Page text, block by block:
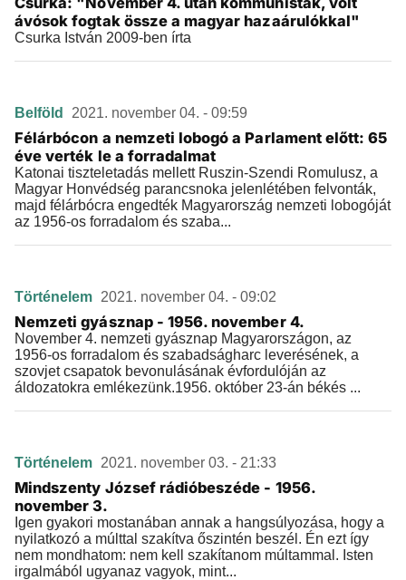
ávósok fogtak össze a magyar hazaárulókkal"
Csurka István 2009-ben írta
Belföld 2021. november 04. - 09:59
Félárbócon a nemzeti lobogó a Parlament előtt: 65
éve verték le a forradalmat
Katonai tiszteletadás mellett Ruszin-Szendi Romulusz, a
Magyar Honvédség parancsnoka jelenlétében felvonták,
majd félárbócra engedték Magyarország nemzeti lobogóját
az 1956-os forradalom és szaba...
Történelem 2021. november 04. - 09:02
Nemzeti gyásznap - 1956. november 4.
November 4. nemzeti gyásznap Magyarországon, az
1956-os forradalom és szabadságharc leverésének, a
szovjet csapatok bevonulásának évfordulóján az
áldozatokra emlékezünk.1956. október 23-án békés ...
Történelem 2021. november 03. - 21:33
Mindszenty József rádióbeszéde - 1956.
november 3.
Igen gyakori mostanában annak a hangsúlyozása, hogy a
nyilatkozó a múlttal szakítva őszintén beszél. Én ezt így
nem mondhatom: nem kell szakítanom múltammal. Isten
irgalmából ugyanaz vagyok, mint...